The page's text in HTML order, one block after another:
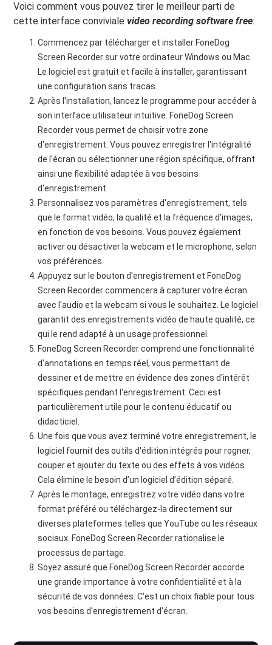
Voici comment vous pouvez tirer le meilleur parti de
cette interface convivialevideo recording software free:
Commencez par télécharger et installer FoneDog
Screen Recorder sur votre ordinateur Windows ou Mac.
Le logiciel est gratuit et facile à installer, garantissant
une configuration sans tracas.
Après l'installation, lancez le programme pour accéder à
son interface utilisateur intuitive. FoneDog Screen
Recorder vous permet de choisir votre zone
d'enregistrement. Vous pouvez enregistrer l'intégralité
de l'écran ou sélectionner une région spécifique, offrant
ainsi une flexibilité adaptée à vos besoins
d'enregistrement.
Personnalisez vos paramètres d'enregistrement, tels
que le format vidéo, la qualité et la fréquence d'images,
en fonction de vos besoins. Vous pouvez également
activer ou désactiver la webcam et le microphone, selon
vos préférences.
Appuyez sur le bouton d'enregistrement et FoneDog
Screen Recorder commencera à capturer votre écran
avec l'audio et la webcam si vous le souhaitez. Le logiciel
garantit des enregistrements vidéo de haute qualité, ce
qui le rend adapté à un usage professionnel.
FoneDog Screen Recorder comprend une fonctionnalité
d'annotations en temps réel, vous permettant de
dessiner et de mettre en évidence des zones d'intérêt
spécifiques pendant l'enregistrement. Ceci est
particulièrement utile pour le contenu éducatif ou
didacticiel.
Une fois que vous avez terminé votre enregistrement, le
logiciel fournit des outils d'édition intégrés pour rogner,
couper et ajouter du texte ou des effets à vos vidéos.
Cela élimine le besoin d’un logiciel d’édition séparé.
Après le montage, enregistrez votre vidéo dans votre
format préféré ou téléchargez-la directement sur
diverses plateformes telles que YouTube ou les réseaux
sociaux. FoneDog Screen Recorder rationalise le
processus de partage.
Soyez assuré que FoneDog Screen Recorder accorde
une grande importance à votre confidentialité et à la
sécurité de vos données. C'est un choix fiable pour tous
vos besoins d'enregistrement d'écran.